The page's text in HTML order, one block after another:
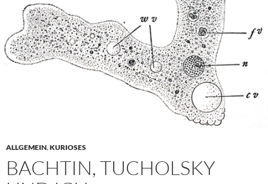
ALLGEMEIN,KURIOSES
BACHTIN, TUCHOLSKY